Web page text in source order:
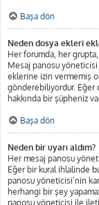
Başa dön
Neden dosya ekleri
Her forumda, her
Mesaj panosu
eklerine izin vermemiş
gönderebiliyordur. Eğer
hakkında bir şüpheniz
Başa dön
Neden bir uyarı aldım?
Her mesaj panosu
Eğer bir kural ihlalinde
panosu yöneticisi’nin
herhangi bir şey
panosu yöneticisi ile